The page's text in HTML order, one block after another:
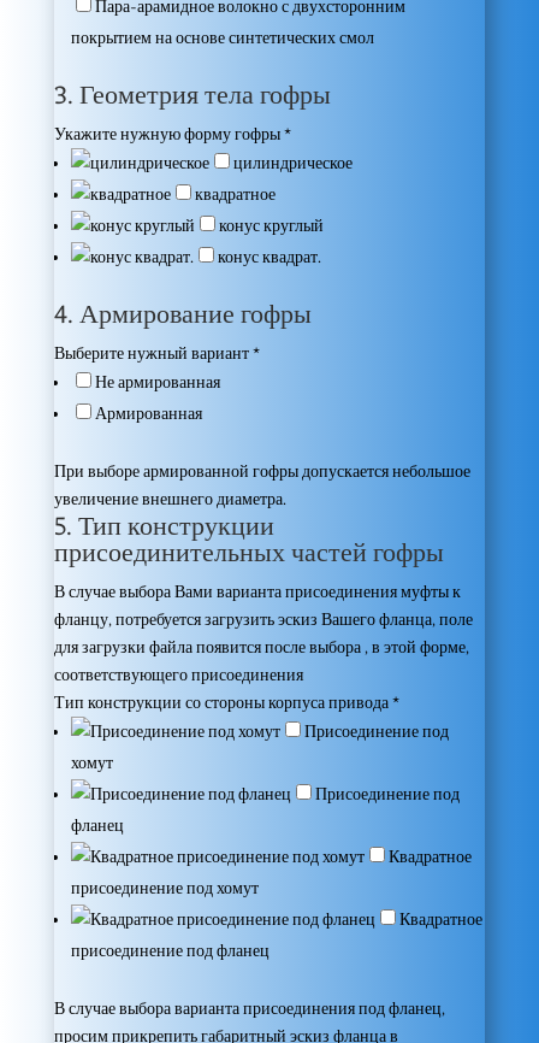
Пара-арамидное волокно с двухсторонним
покрытием на основе синтетических смол
3. Геометрия тела гофры
Укажите нужную форму гофры *
цилиндрическое
квадратное
конус круглый
конус квадрат.
4. Армирование гофры
Выберите нужный вариант *
Не армированная
Армированная
При выборе армированной гофры допускается небольшое
увеличение внешнего диаметра.
5. Тип конструкции
присоединительных частей гофры
В случае выбора Вами варианта присоединения муфты к
фланцу, потребуется загрузить эскиз Вашего фланца, поле
для загрузки файла появится после выбора , в этой форме,
соответствующего присоединения
Тип конструкции со стороны корпуса привода *
Присоединение под
хомут
Присоединение под
фланец
Квадратное
присоединение под хомут
Квадратное
присоединение под фланец
В случае выбора варианта присоединения под фланец,
просим прикрепить габаритный эскиз фланца в